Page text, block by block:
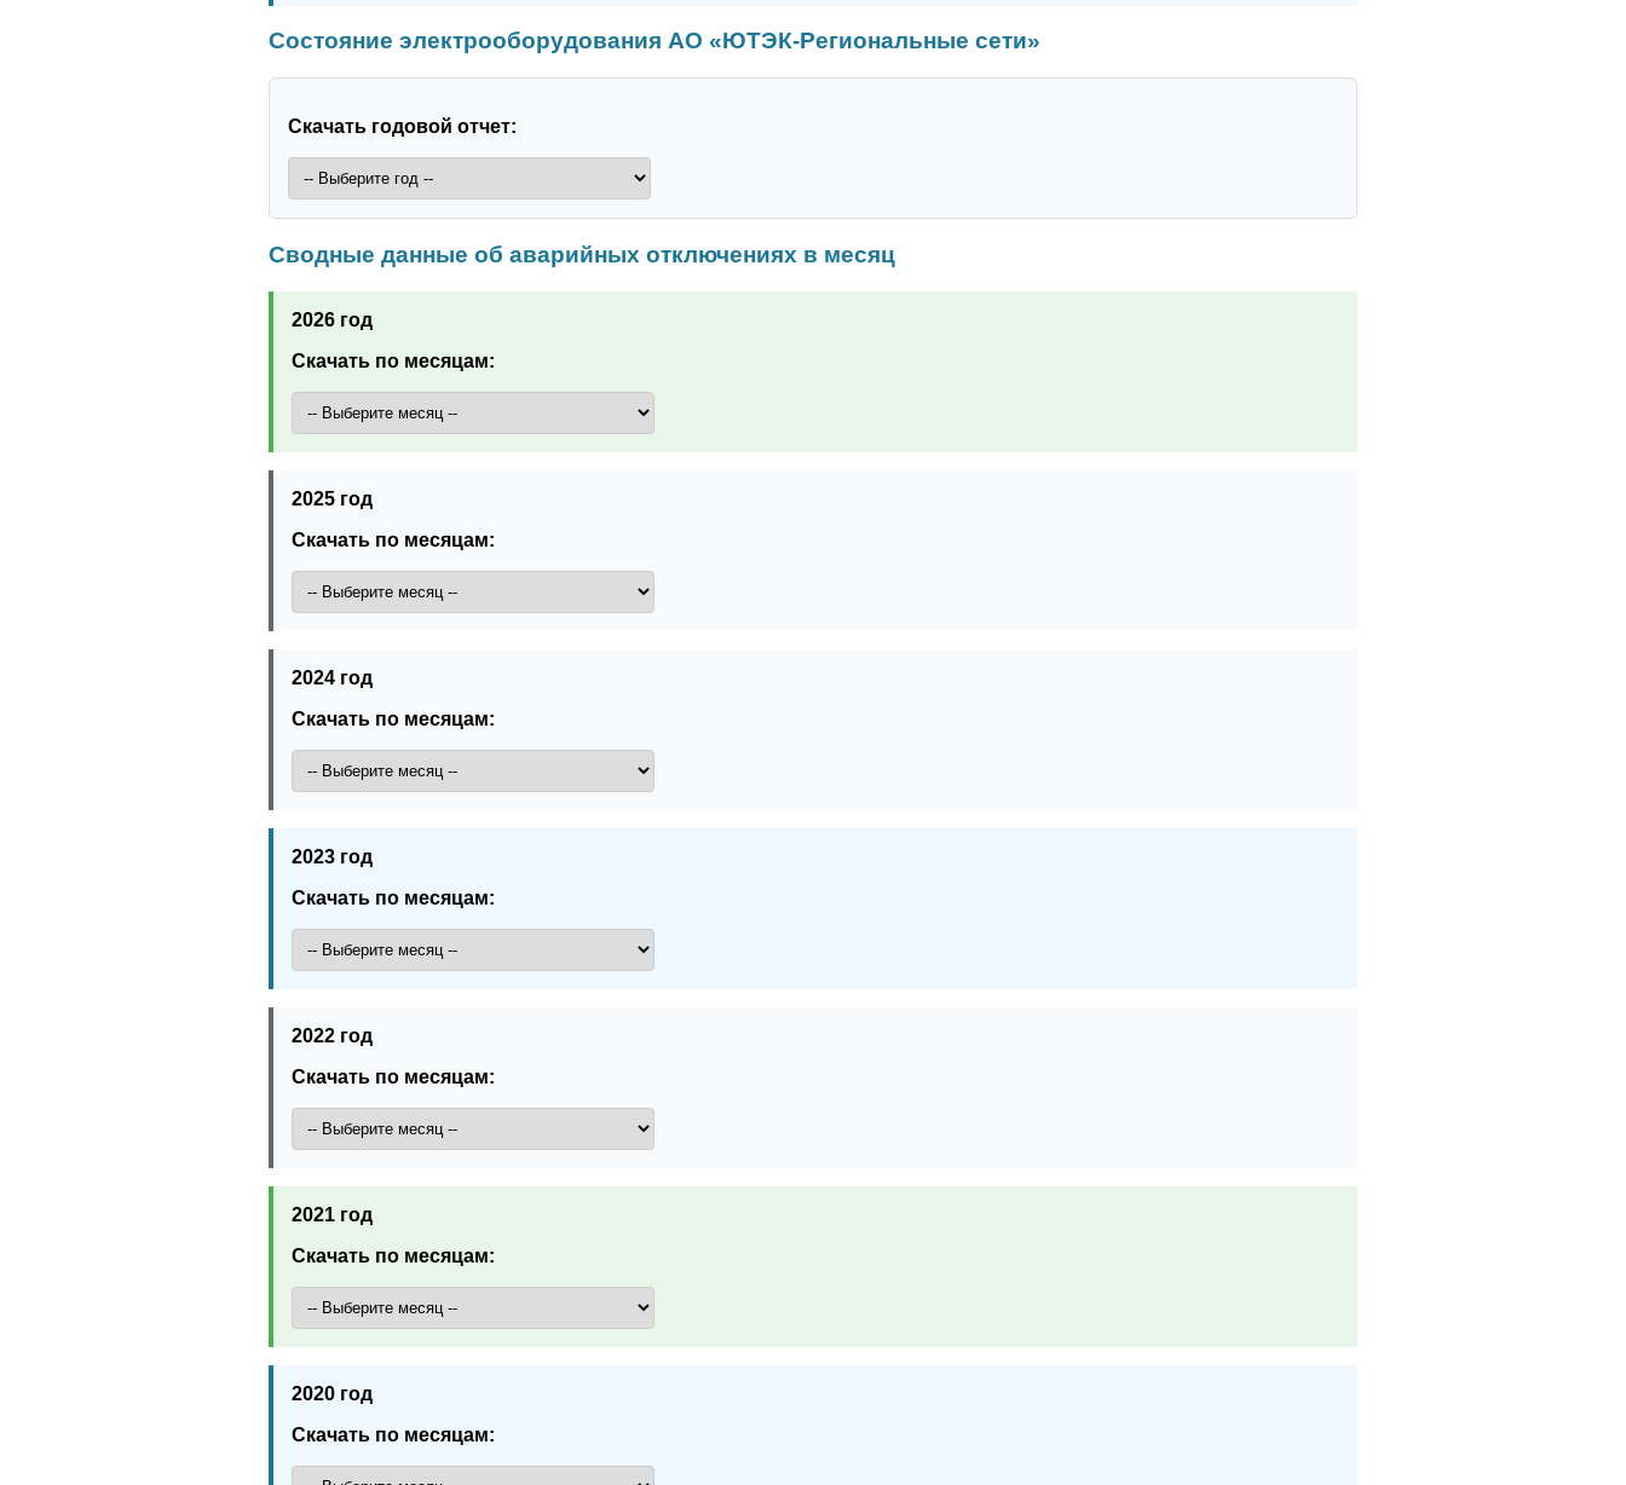
Состояние электрооборудования АО «ЮТЭК-Региональные сети»
Скачать годовой отчет:
Сводные данные об аварийных отключениях в месяц
2026 год
Скачать по месяцам:
2025 год
Скачать по месяцам:
2024 год
Скачать по месяцам:
2023 год
Скачать по месяцам:
2022 год
Скачать по месяцам:
2021 год
Скачать по месяцам:
2020 год
Скачать по месяцам: